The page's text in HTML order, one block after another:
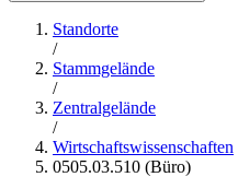
Standorte
/
Stammgelände
/
Zentralgelände
/
Wirtschaftswissenschaften
0505.03.510 (Büro)